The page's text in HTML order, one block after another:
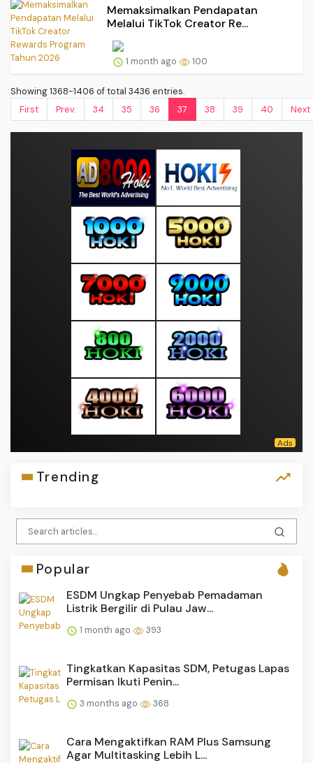
Memaksimalkan Pendapatan
Melalui TikTok Creator Re...
1 month ago 100
Showing 1368-1406 of total 3436 entries.
First
Prev. 34 35 36 37 38 39 40 Next
Trending
Popular
ESDM Ungkap Penyebab Pemadaman
Listrik Bergilir di Pulau Jaw...
1 month ago 393
Tingkatkan Kapasitas SDM, Petugas Lapas
Permisan Ikuti Penin...
3 months ago 368
Cara Mengaktifkan RAM Plus Samsung
Agar Multitasking Lebih L...